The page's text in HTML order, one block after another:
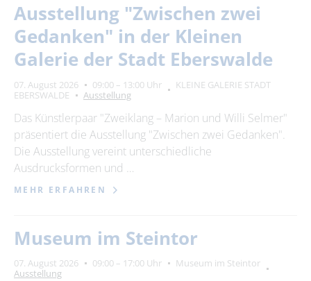
Ausstellung "Zwischen zwei
Gedanken" in der Kleinen
Galerie der Stadt Eberswalde
07. August 2026 09:00 – 13:00 Uhr
KLEINE GALERIE STADT
EBERSWALDE
Ausstellung
Das Künstlerpaar "Zweiklang – Marion und Willi Selmer"
präsentiert die Ausstellung "Zwischen zwei Gedanken".
Die Ausstellung vereint unterschiedliche
Ausdrucksformen und …
MEHR ERFAHREN
Museum im Steintor
07. August 2026 09:00 – 17:00 Uhr
Museum im Steintor
Ausstellung